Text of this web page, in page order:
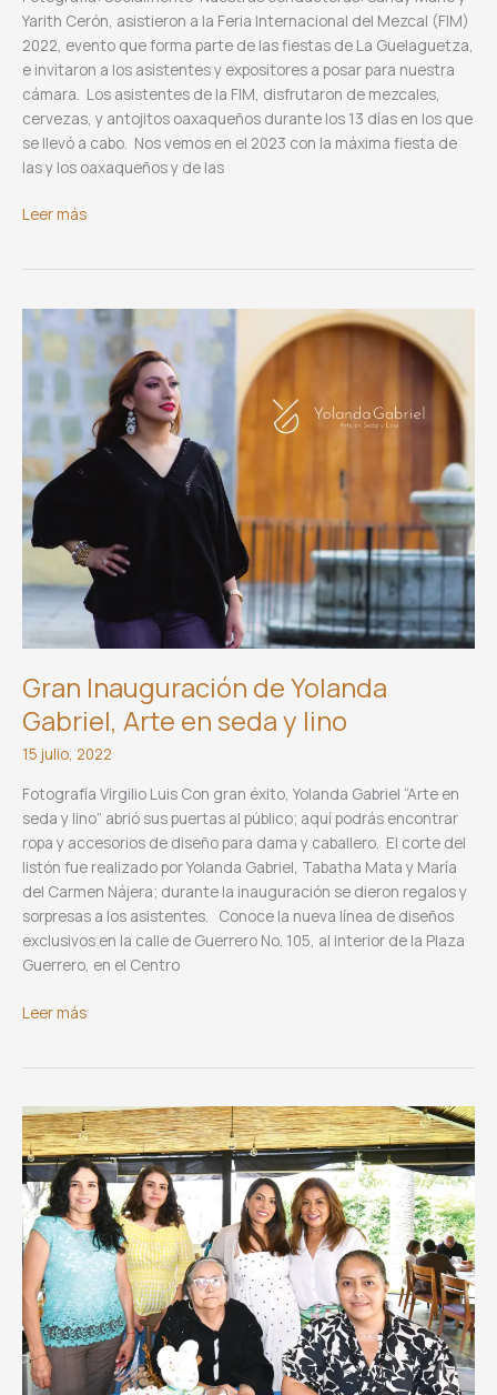
Yarith Cerón, asistieron a la Feria Internacional del Mezcal (FIM)
2022, evento que forma parte de las fiestas de La Guelaguetza,
e invitaron a los asistentes y expositores a posar para nuestra
cámara. Los asistentes de la FIM, disfrutaron de mezcales,
cervezas, y antojitos oaxaqueños durante los 13 días en los que
se llevó a cabo. Nos vemos en el 2023 con la máxima fiesta de
las y los oaxaqueños y de las
Feria
2022
Leer más
Gran Inauguración de Yolanda
Gabriel, Arte en seda y lino
15 julio, 2022
Fotografía Virgilio Luis Con gran éxito, Yolanda Gabriel “Arte en
seda y lino” abrió sus puertas al público; aquí podrás encontrar
ropa y accesorios de diseño para dama y caballero. El corte del
listón fue realizado por Yolanda Gabriel, Tabatha Mata y María
del Carmen Nájera; durante la inauguración se dieron regalos y
sorpresas a los asistentes. Conoce la nueva línea de diseños
exclusivos en la calle de Guerrero No. 105, al interior de la Plaza
Guerrero, en el Centro
Gran
Gabriel,
Arte
en
seda
y
lino
Leer más